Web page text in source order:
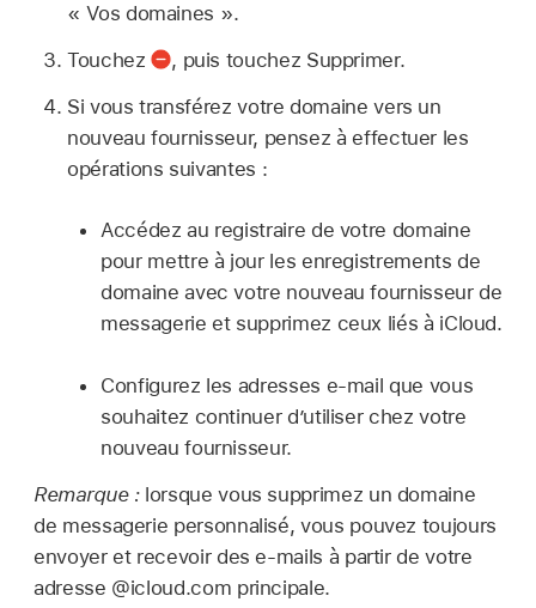
« Vos domaines ».
Touchez
, puis touchez Supprimer.
Si vous transférez votre domaine vers un
nouveau fournisseur, pensez à effectuer les
opérations suivantes :
Accédez au registraire de votre domaine
pour mettre à jour les enregistrements de
domaine avec votre nouveau fournisseur de
messagerie et supprimez ceux liés à iCloud.
Configurez les adresses e-mail que vous
souhaitez continuer d’utiliser chez votre
nouveau fournisseur.
Remarque : lorsque vous supprimez un domaine
de messagerie personnalisé, vous pouvez toujours
envoyer et recevoir des e-mails à partir de votre
adresse @icloud.com principale.